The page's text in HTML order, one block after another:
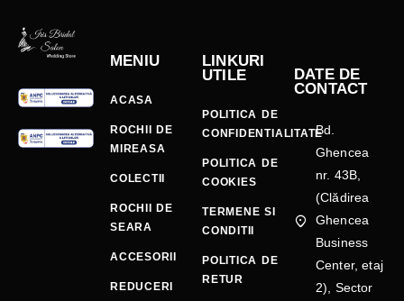
MENIU
ACASA
ROCHII DE
MIREASA
COLECTII
ROCHII DE
SEARA
ACCESORII
REDUCERI
LINKURI
UTILE
POLITICA DE
CONFIDENTIALITATE
POLITICA DE
COOKIES
TERMENE SI
CONDITII
POLITICA DE
RETUR
DATE DE
CONTACT
Bd.
Ghencea
nr. 43B,
(Clădirea
Ghencea
Business
Center, etaj
2), Sector